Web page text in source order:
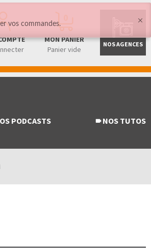
MON PANIER
Panier vide
NOS AGENCES
PODCASTS NOS TUTOS
vos commandes.